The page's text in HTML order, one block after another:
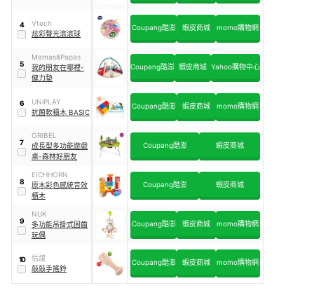
4
Vtech
炫彩聲光滾滾球
Coupang酷澎 蝦皮商城 momo購物網
5
Mamas&Papas
我的朋友在哪裡-
健力墊
Coupang酷澎 蝦皮商城 Yahoo購物中心
6
UNiPLAY
抗菌軟積木 BASIC
Coupang酷澎 蝦皮商城 momo購物網
7
ORIBEL
成長型多功能遊戲
桌-森林好朋友
Coupang酷澎 蝦皮商城
8
EICHHORN
原木彩色感統音效
積木
Coupang酷澎 蝦皮商城
9
NUK
多功能吊掛式固齒
玩偶
Coupang酷澎 蝦皮商城 momo購物網
10
信誼
敲敲手搖鈴
Coupang酷澎 蝦皮商城 momo購物網